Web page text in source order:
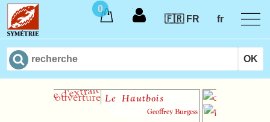
0
🇫🇷 FR
fr
Le Hautbois
Geoffrey Burgess